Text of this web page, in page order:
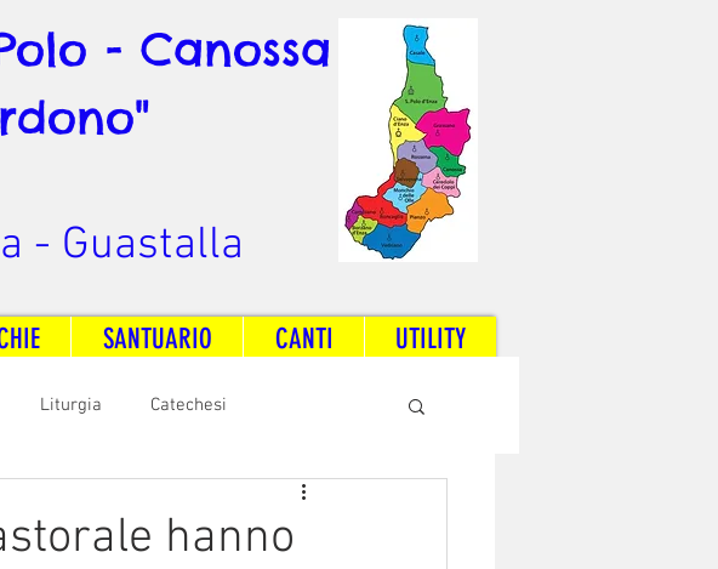
- Canossa
- Guastalla
SANTUARIO CANTI UTILITY
Liturgia Catechesi
Radio Dream Together
hanno